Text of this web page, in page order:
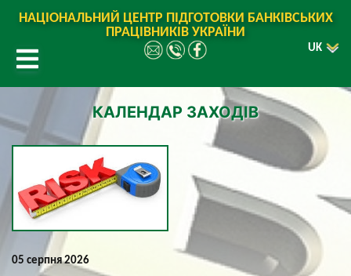
НАЦІОНАЛЬНИЙ ЦЕНТР ПІДГОТОВКИ БАНКІВСЬКИХ
ПРАЦІВНИКІВ УКРАЇНИ
UK
КАЛЕНДАР ЗАХОДІВ
05 серпня 2026